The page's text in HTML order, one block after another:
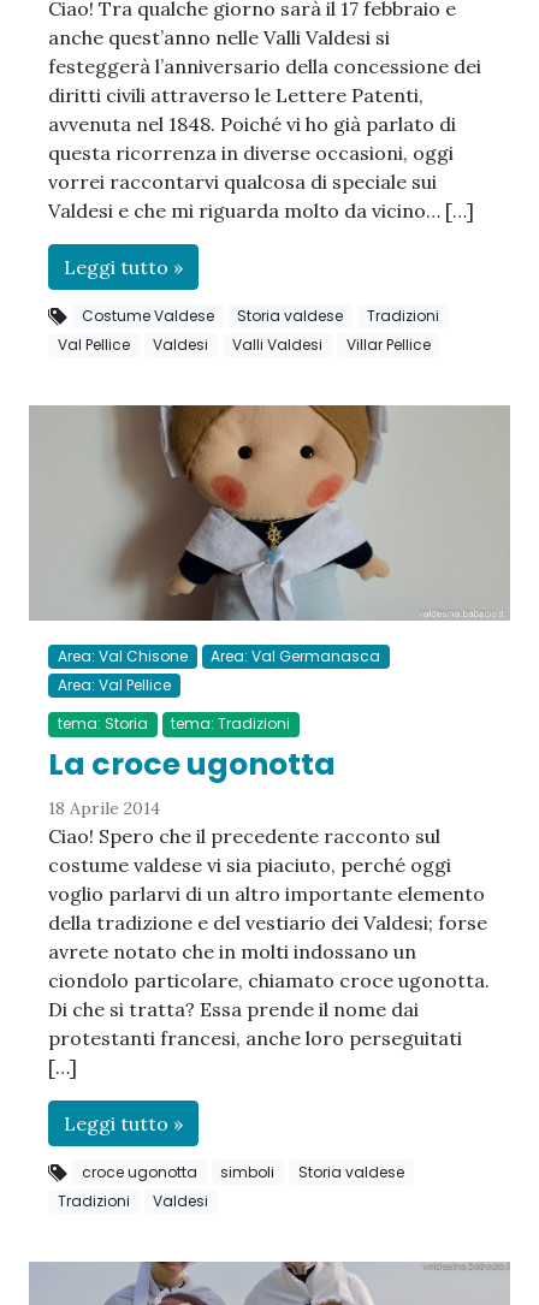
Ciao! Tra qualche giorno sarà il 17 febbraio e
anche quest’anno nelle Valli Valdesi si
festeggerà l’anniversario della concessione dei
diritti civili attraverso le Lettere Patenti,
avvenuta nel 1848. Poiché vi ho già parlato di
questa ricorrenza in diverse occasioni, oggi
vorrei raccontarvi qualcosa di speciale sui
Valdesi e che mi riguarda molto da vicino… […]
Leggi tutto »
Costume Valdese Storia valdese
Tradizioni
Val Pellice
Valdesi Valli Valdesi Villar Pellice
Area: Val Chisone
Area: Val Germanasca
Area: Val Pellice
tema: Storia
tema: Tradizioni
La croce ugonotta
18 Aprile 2014
Ciao! Spero che il precedente racconto sul
costume valdese vi sia piaciuto, perché oggi
voglio parlarvi di un altro importante elemento
della tradizione e del vestiario dei Valdesi; forse
avrete notato che in molti indossano un
ciondolo particolare, chiamato croce ugonotta.
Di che si tratta? Essa prende il nome dai
protestanti francesi, anche loro perseguitati
[…]
Leggi tutto »
croce ugonotta simboli
Storia valdese
Tradizioni
Valdesi